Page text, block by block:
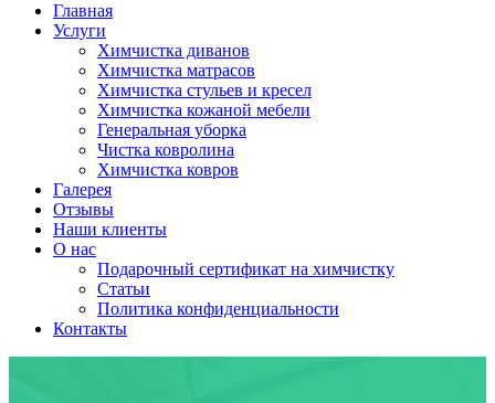
Главная
Услуги
Химчистка диванов
Химчистка матрасов
Химчистка стульев и кресел
Химчистка кожаной мебели
Генеральная уборка
Чистка ковролина
Химчистка ковров
Галерея
Отзывы
Наши клиенты
О нас
Подарочный сертификат на химчистку
Статьи
Политика конфиденциальности
Контакты